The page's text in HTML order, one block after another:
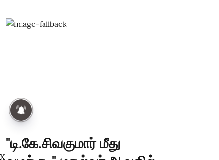
"டி.கே.சிவகுமார் மீது
X